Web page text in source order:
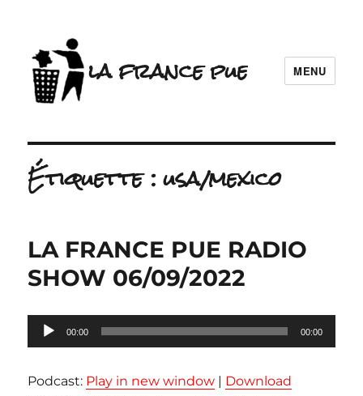
la france pue MENU
Étiquette :usa/mexico
LA FRANCE PUE RADIO
SHOW 06/09/2022
Lecteur
audio
00:00 00:00
Podcast: Play in new window | Download